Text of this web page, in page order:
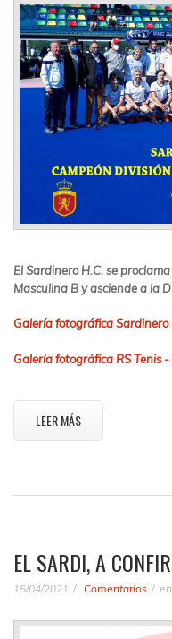
El Sardinero H.C. se
Masculina B y asciende a la
Galería fotográfica
Galería fotográfica RS Tenis
LEER MÁS
EL SARDI, A
15/04/2021 Comentarios en